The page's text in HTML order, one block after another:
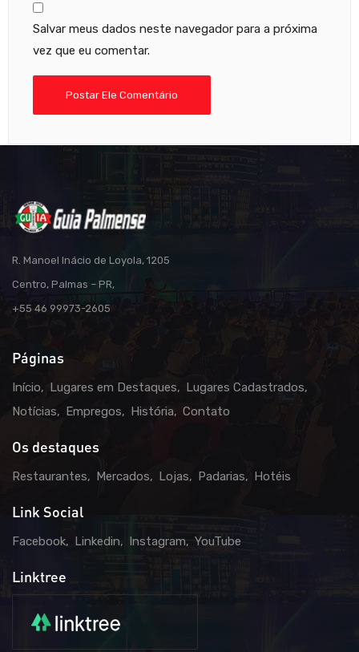
Salvar meus dados neste navegador para a próxima
vez que eu comentar.
R. Manoel Inácio de Loyola, 1205
Centro, Palmas – PR,
+55 46 99973-2605
Páginas
Início Lugares em Destaques
Lugares Cadastrados
Notícias
Empregos História Contato
Os destaques
Restaurantes Mercados Lojas Padarias Hotéis
Link Social
Facebook Linkedin Instagram YouTube
Linktree